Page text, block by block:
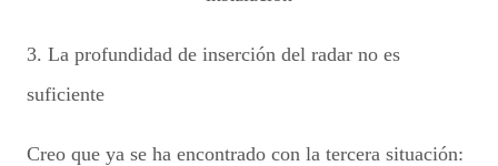
3. La profundidad de inserción del radar no es
suficiente
Creo que ya se ha encontrado con la tercera situación: